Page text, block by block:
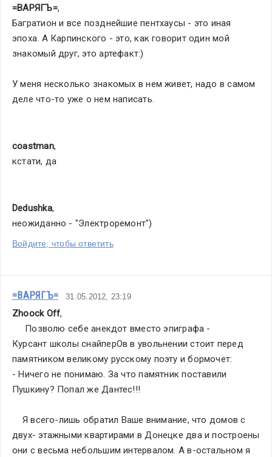
=ВАРЯГЪ=,
Багратион и все позднейшие пентхаусы - это иная
эпоха. А Карпинского - это, как говорит один мой
знакомый друг, это артефакт:)
У меня несколько знакомых в нем живет, надо в самом
деле что-то уже о нем написать.
coastman,
кстати, да
Dedushka,
неожиданно - "Электроремонт")
Войдите, чтобы ответить
=ВАРЯГЪ= 31.05.2012, 23:19
Zhoock Off,
Позволю себе анекдот вместо эпиграфа -
Курсант школы снайперОв в увольнении стоит перед
памятником великому русскому поэту и бормочет:
- Ничего не понимаю. За что памятник поставили
Пушкину? Попал же Дантес!!!
Я всего-лишь обратил Ваше внимание, что домов с
двух- этажными квартирами в Донецке два и построены
они с весьма небольшим интервалом. А в-остальном я